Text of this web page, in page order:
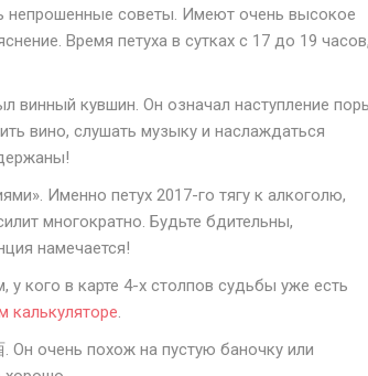
непрошенные советы. Имеют очень высокое
Время петуха в сутках с 17 до 19 часов,
винный кувшин. Он означал наступление
вино, слушать музыку и наслаждаться
Именно петух 2017-го тягу к алкоголю,
многократно. Будьте бдительны,
намечается!
кого в карте 4-х столпов судьбы уже есть
калькуляторе.
Он очень похож на пустую баночку или